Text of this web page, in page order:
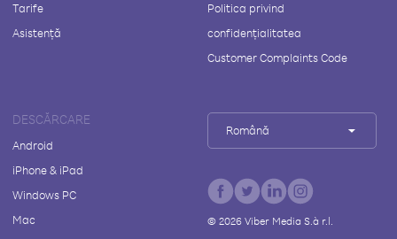
Tarife
Asistență
Politica privind
confidențialitatea
Customer Complaints Code
DESCĂRCARE
Android
iPhone & iPad
Windows PC
Mac
Română
© 2026Viber Media S.à r.l.